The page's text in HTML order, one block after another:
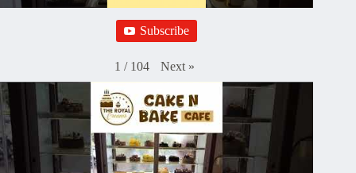
Subscribe
1 / 104 Next »